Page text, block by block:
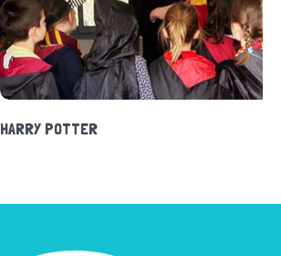
POLICIÈRE